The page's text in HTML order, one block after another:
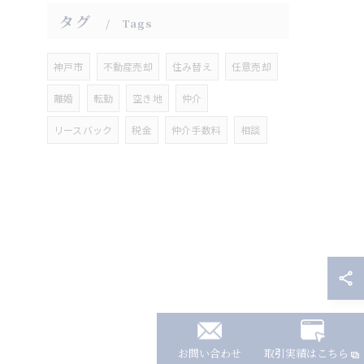
タグ Tags
神戸市 不動産売却 住み替え 任意売却
離婚 転勤 空き地 仲介
リースバック 税金 仲介手数料 相談
お問い合わせ 取引実績はこちら